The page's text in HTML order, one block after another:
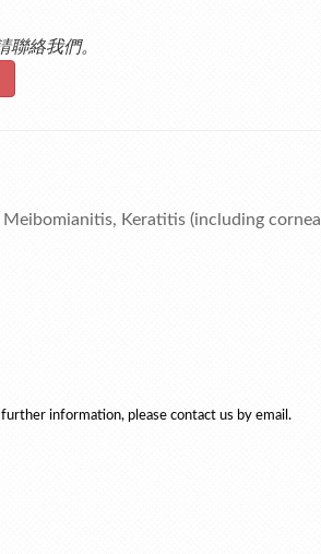
聯絡我們。
Keratitis (including corneal
information, please contact us by email.